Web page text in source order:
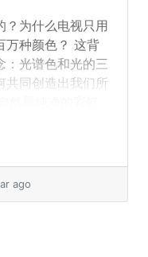
！洋紅色是一種
當你的眼睛同時
）時，大腦就會
和三原色有什麼
？ 了解這些知識
？为什么电视只用
万种颜色？ 这背
：光谱色和光的三
共同创造出我们所
分解成美丽的彩
光组成，每种颜
中那样呈现鲜艳
ago